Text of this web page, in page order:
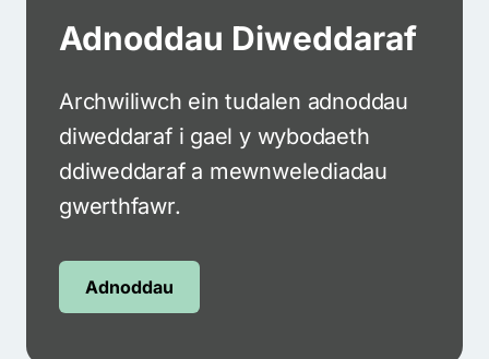
Adnoddau Diweddaraf
Archwiliwch ein tudalen adnoddau
diweddaraf i gael y wybodaeth
ddiweddaraf a mewnwelediadau
gwerthfawr.
Adnoddau